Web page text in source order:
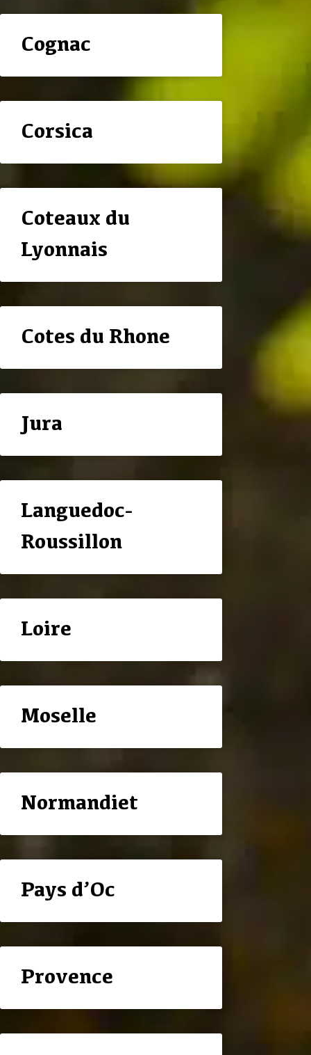
Cognac
Corsica
Coteaux du
Lyonnais
Cotes du Rhone
Jura
Languedoc-
Roussillon
Loire
Moselle
Normandiet
Pays d’Oc
Provence